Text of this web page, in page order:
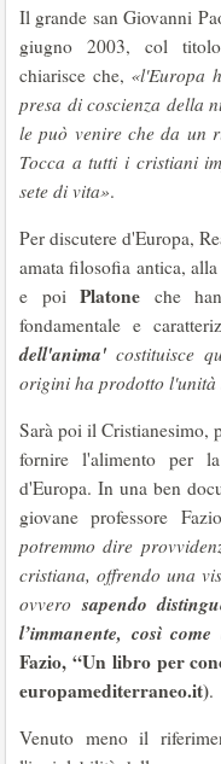
Il grande san Giovanni
giugno 2003, col
chiarisce che, «l'Europa
presa di coscienza della
le può venire che da un
Tocca a tutti i cristiani
sete di vita».
Per discutere d'Europa,
amata filosofia antica,
e poiPlatone che
fondamentale e
dell'anima'costituisce
origini ha prodotto
Sarà poi il Cristianesimo,
fornire l'alimento per
d'Europa. In una ben
giovane professore
potremmo dire
cristiana, offrendo una
ovverosapendo
l’immanente, così
Fazio, “Un libro per
europamediterraneo.it).
Venuto meno il